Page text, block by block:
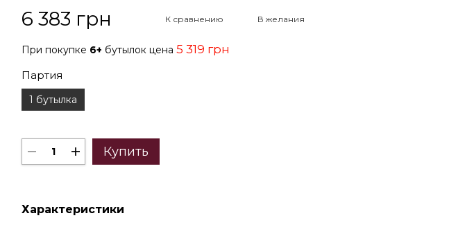
6 383 грн К сравнению В желания
При покупке 6+ бутылок цена 5 319 грн
Партия
1 бутылка
Купить
Характеристики